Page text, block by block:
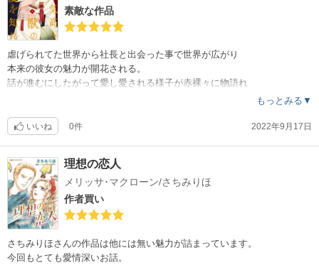
素敵な作品
虐げられてた世界から社長と出会った事で世界が広がり
本来の彼女の魅力が開花される。
話が進むにしたがって愛し愛される様子が赤裸々に物語れ
もっとみる▼
いいね 0件 2022年9月17日
理想の恋人
メリッサ･マクローン/さちみりほ
作者買い
さちみりほさんの作品は他には無い魅力が詰まっています。
今回もとても愛情深いお話。